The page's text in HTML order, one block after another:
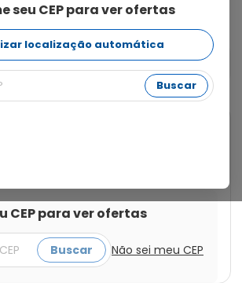
seu CEP para ver ofertas
localização automática
Buscar
com Gás 510ml
CEP para ver ofertas
Buscar Não sei meu CEP